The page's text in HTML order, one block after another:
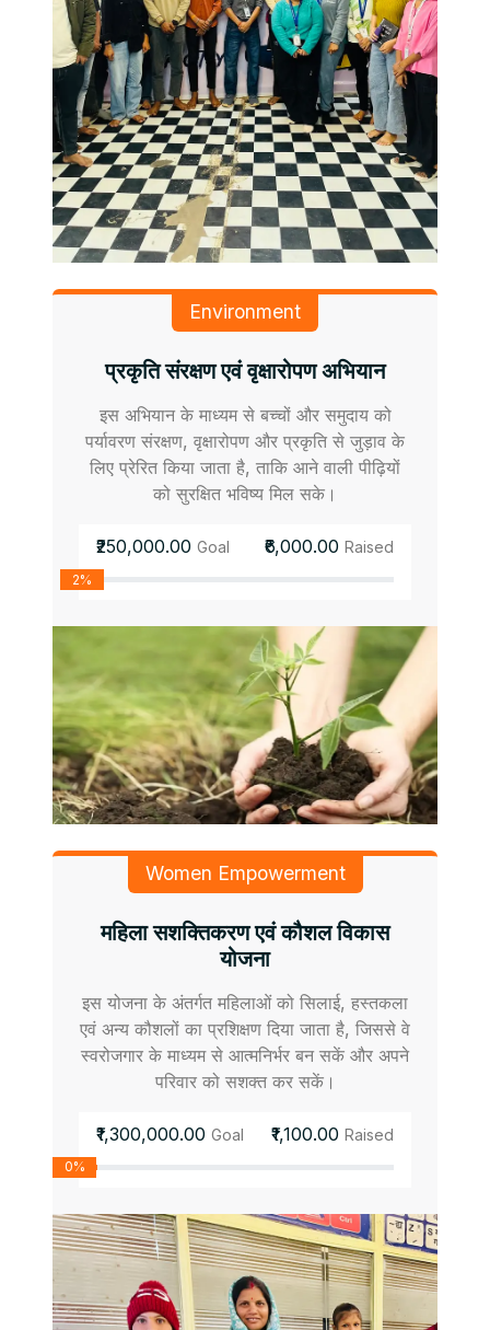
Environment
प्रकृति संरक्षण एवं वृक्षारोपण अभियान
इस अभियान के माध्यम से बच्चों और समुदाय को
पर्यावरण संरक्षण, वृक्षारोपण और प्रकृति से जुड़ाव के
लिए प्रेरित किया जाता है, ताकि आने वाली पीढ़ियों
को सुरक्षित भविष्य मिल सके।
₹250,000.00 Goal ₹6,000.00 Raised
2%
Women Empowerment
महिला सशक्तिकरण एवं कौशल विकास
योजना
इस योजना के अंतर्गत महिलाओं को सिलाई, हस्तकला
एवं अन्य कौशलों का प्रशिक्षण दिया जाता है, जिससे वे
स्वरोजगार के माध्यम से आत्मनिर्भर बन सकें और अपने
परिवार को सशक्त कर सकें।
₹1,300,000.00 Goal ₹1,100.00 Raised
0%